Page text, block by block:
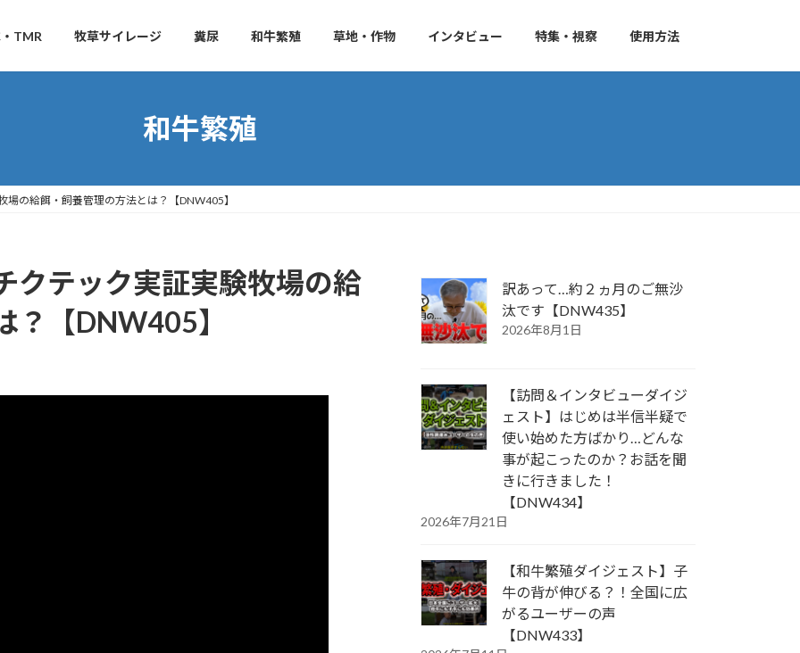
TMR 牧草サイレージ 糞尿 和牛繁殖 草地・作物 インタビュー 特集・視察 使用方法
和牛繁殖
場の給餌・飼養管理の方法とは？【DNW405】
クテック実証実験牧場の給
？【DNW405】
訳あって…約２ヵ月のご無沙
汰です【DNW435】
2026年8月1日
【訪問＆インタビューダイジ
ェスト】はじめは半信半疑で
使い始めた方ばかり…どんな
事が起こったのか？お話を聞
きに行きました！
【DNW434】
2026年7月21日
【和牛繁殖ダイジェスト】子
牛の背が伸びる？！全国に広
がるユーザーの声
【DNW433】